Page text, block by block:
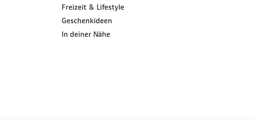
Freizeit & Lifestyle
Geschenkideen
In deiner Nähe